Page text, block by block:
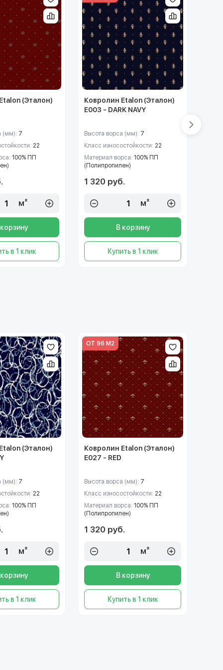
(Эталон)
(мм): 7
22
100% ПП
м²
в 1 клик
Ковролин Etalon (Эталон)
E003 - DARK NAVY
Высота ворса (мм): 7
Класс износостойкости: 22
Материал ворса: 100% ПП
(Полипропилен)
1 320 руб.
м²
В корзину
Купить в 1 клик
(Эталон)
(мм): 7
22
100% ПП
м²
в 1 клик
ОТ 96 М2
Ковролин Etalon (Эталон)
E027 - RED
Высота ворса (мм): 7
Класс износостойкости: 22
Материал ворса: 100% ПП
(Полипропилен)
1 320 руб.
м²
В корзину
Купить в 1 клик